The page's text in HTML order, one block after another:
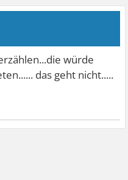
würde
das geht nicht.....